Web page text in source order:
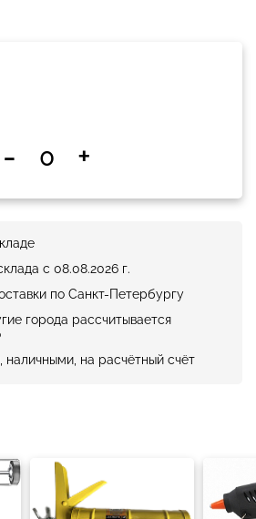
- +
с 08.08.2026 г.
по Санкт-Петербургу
города рассчитывается
наличными, на расчётный счёт